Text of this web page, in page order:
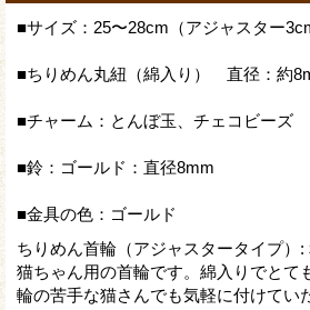
■サイズ：25〜28cm（アジャスター
■ちりめん丸紐（綿入り） 直径：約
■チャーム：とんぼ玉、チェコビーズ
■鈴：ゴールド：直径8mm
■金具の色：ゴールド
ちりめん首輪（アジャスタータイプ） :
猫ちゃん用の首輪です。綿入りでとて
輪の苦手な猫さんでも気軽に付けてい